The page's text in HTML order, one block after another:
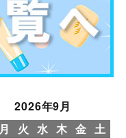
2026年9月
月 火 水 木 金 土